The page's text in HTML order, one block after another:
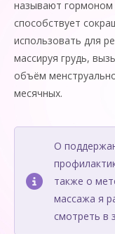
называют гормоном
способствует
использовать для
массируя грудь,
объём
месячных.
О
также о
массажа я
смотреть в